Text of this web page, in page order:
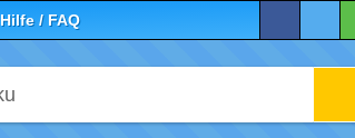
Hilfe / FAQ